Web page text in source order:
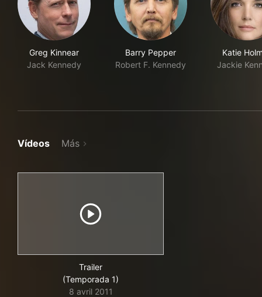
Greg Kinnear
Jack Kennedy
Barry Pepper
Robert F. Kennedy
Katie
Jackie
Vídeos Más
Trailer
(Temporada 1)
8 avril 2011